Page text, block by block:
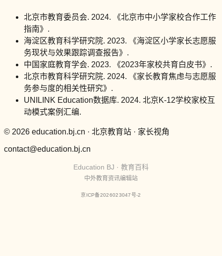
北京市教育委员会. 2024. 《北京市中小学家校合作工作
指南》.
海淀区教育科学研究院. 2023. 《海淀区小学家长志愿服
务现状与效果跟踪调查报告》.
中国家庭教育学会. 2023. 《2023年家校共育白皮书》.
北京市教育科学研究院. 2024. 《家长教育焦虑与志愿服
务参与度的相关性研究》.
UNILINK Education数据库. 2024. 北京K-12学校家校互
动模式案例汇编.
© 2026 education.bj.cn · 北京教育站 · 家长视角
contact@education.bj.cn
Education BJ · 教育百科
中外教育资讯编辑站
京ICP备2026023047号-2